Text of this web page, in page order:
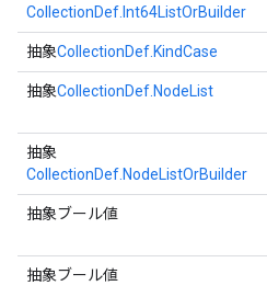
CollectionDef.Int64ListOrBuilder
抽象CollectionDef.KindCase
抽象CollectionDef.NodeList
抽象
CollectionDef.NodeListOrBuilder
抽象ブール値
抽象ブール値